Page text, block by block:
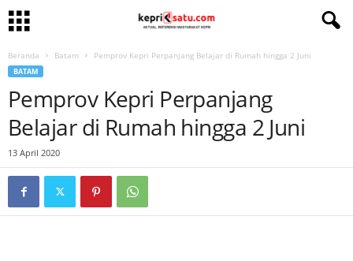
Beranda Batam Pemprov Kepri Perpanjang Belajar di Rumah hingga 2 Juni
BATAM
Pemprov Kepri Perpanjang
Belajar di Rumah hingga 2 Juni
13 April 2020